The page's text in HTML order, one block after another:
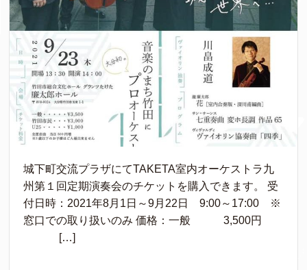
城下町交流プラザにてTAKETA室内オーケストラ九
州第１回定期演奏会のチケットを購入できます。 受
付日時：2021年8月1日～9月22日 9:00～17:00 ※
窓口での取り扱いのみ 価格：一般 3,500円
[…]